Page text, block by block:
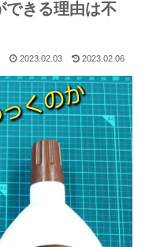
できる理由は不
2023.02.03 2023.02.06